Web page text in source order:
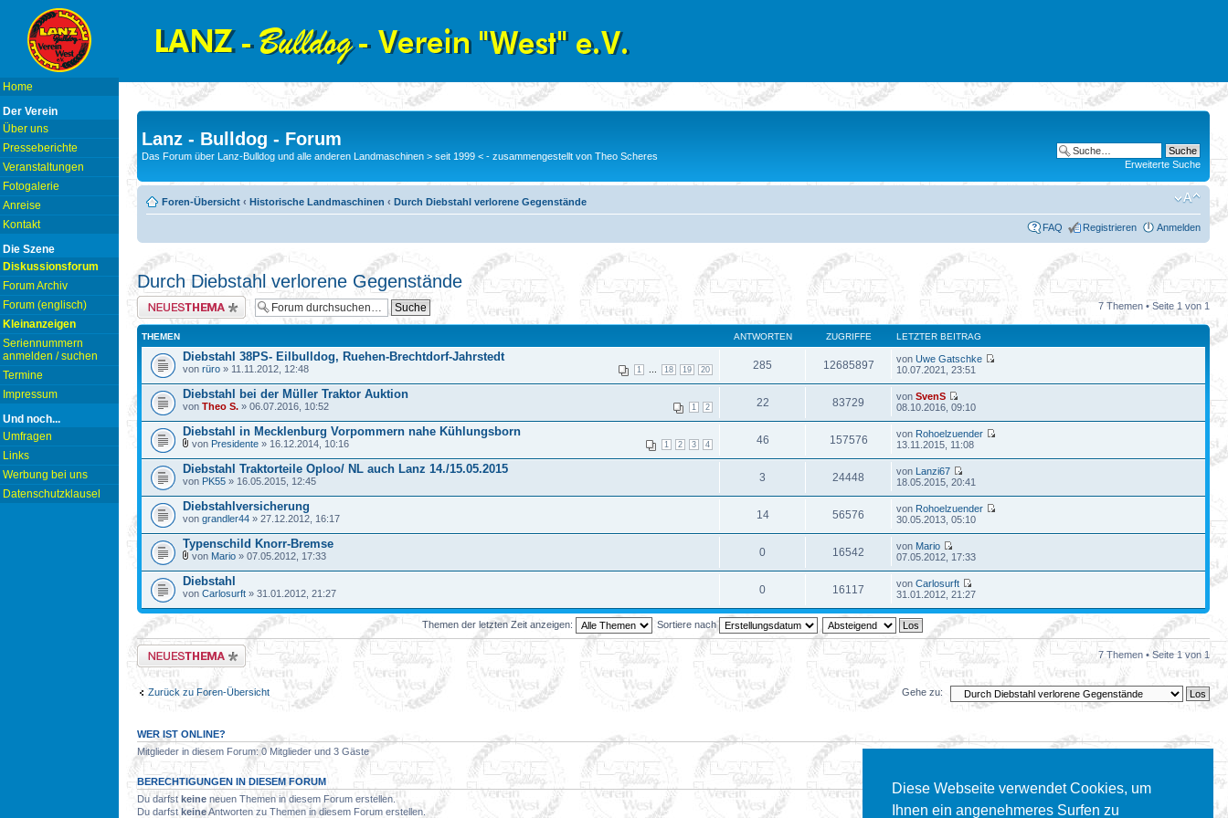
Diese Webseite verwendet Cookies, um
Ihnen ein angenehmeres Surfen zu
Home
Der Verein
Über uns
Presseberichte
Veranstaltungen
Fotogalerie
Anreise
Kontakt
Die Szene
Diskussionsforum
Forum Archiv
Forum (englisch)
Kleinanzeigen
Seriennummern
anmelden / suchen
Termine
Impressum
Und noch...
Umfragen
Links
Werbung bei uns
Datenschutzklausel
Lanz - Bulldog - Forum
Das Forum über Lanz-Bulldog und alle anderen Landmaschinen > seit 1999 < - zusammengestellt von Theo Scheres
Erweiterte Suche
Foren-Übersicht ‹ Historische Landmaschinen ‹ Durch Diebstahl verlorene Gegenstände
FAQ Registrieren Anmelden
Durch Diebstahl verlorene Gegenstände
Neues Thema erstellen 7 Themen • Seite 1 von 1
THEMEN ANTWORTEN ZUGRIFFE LETZTER BEITRAG
Diebstahl 38PS- Eilbulldog, Ruehen-Brechtdorf-Jahrstedt
1 18 19 20
von rüro » 11.11.2012, 12:48 285 12685897 vonUwe Gatschke
10.07.2021, 23:51
Diebstahl bei der Müller Traktor Auktion
1 2
von Theo S. » 06.07.2016, 10:52 22 83729 vonSvenS
08.10.2016, 09:10
Diebstahl in Mecklenburg Vorpommern nahe Kühlungsborn
1 2 3 4
von Presidente » 16.12.2014, 10:16 46 157576 von Rohoelzuender
13.11.2015, 11:08
Diebstahl Traktorteile Oploo/ NL auch Lanz 14./15.05.2015
von PK55 » 16.05.2015, 12:45 3 24448 von Lanzi67
18.05.2015, 20:41
Diebstahlversicherung
von grandler44 » 27.12.2012, 16:17 14 56576 von Rohoelzuender
30.05.2013, 05:10
Typenschild Knorr-Bremse
von Mario » 07.05.2012, 17:33 0 16542 von Mario
07.05.2012, 17:33
Diebstahl
von Carlosurft » 31.01.2012, 21:27 0 16117 vonCarlosurft
31.01.2012, 21:27
Themen der letzten Zeit anzeigen: Sortiere nach
Neues Thema erstellen 7 Themen • Seite1von 1
Zurück zu Foren-Übersicht Gehe zu:
WER IST ONLINE?
Mitglieder in diesem Forum: 0 Mitglieder und 3 Gäste
BERECHTIGUNGEN IN DIESEM FORUM
Du darfstkeine neuen Themen in diesem Forum erstellen.
Du darfstkeineAntworten zu Themen in diesem Forum erstellen.